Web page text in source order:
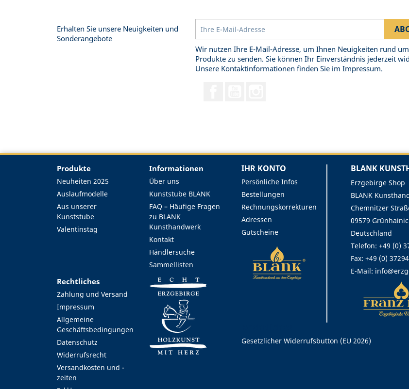
Erhalten Sie unsere Neuigkeiten und
Sonderangebote
Wir nutzen Ihre E-Mail-Adresse, um Ihnen Neuigkeiten rund
Produkte zu senden. Sie können Ihr Einverständnis jederzeit
Unsere Kontaktinformationen finden Sie im Impressum.
Produkte
Neuheiten 2025
Auslaufmodelle
Aus unserer
Kunststube
Valentinstag
Informationen
Über uns
Kunststube BLANK
FAQ – Häufige Fragen
zu BLANK
Kunsthandwerk
Kontakt
Händlersuche
Sammellisten
Rechtliches
Zahlung und Versand
Impressum
Allgemeine
Geschäftsbedingungen
Datenschutz
Widerrufsrecht
Versandkosten und -
zeiten
IHR KONTO
Persönliche Infos
Bestellungen
Rechnungskorrekturen
Adressen
Gutscheine
BLANK
Erzgebirge Shop
BLANK
Chemnitzer
09579
Deutschland
Telefon: +49 (0)
Fax: +49 (0)
E-Mail:
Gesetzlicher Widerrufsbutton (EU 2026)